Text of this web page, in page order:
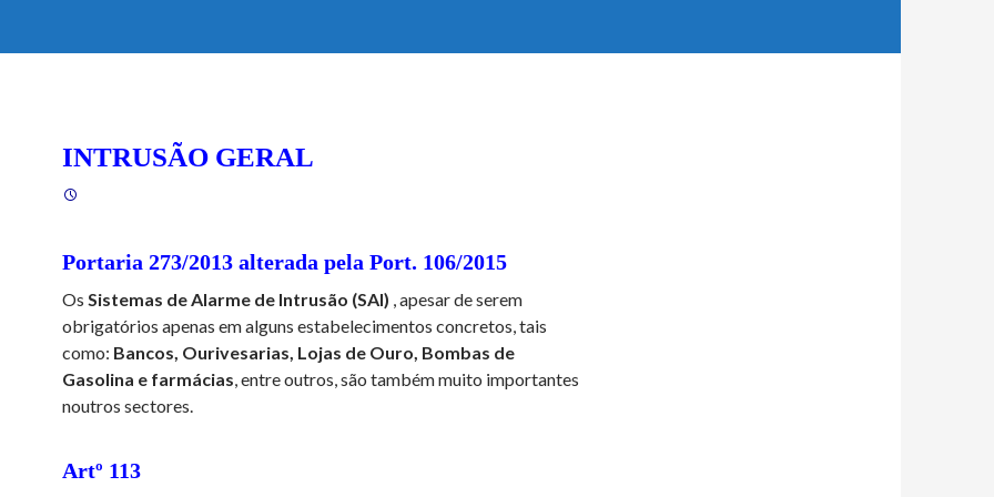
INTRUSÃO GERAL
Portaria 273/2013 alterada pela Port. 106/2015
Os Sistemas de Alarme de Intrusão (SAI) , apesar de serem
obrigatórios apenas em alguns estabelecimentos concretos, tais
como: Bancos, Ourivesarias, Lojas de Ouro, Bombas de
Gasolina e farmácias, entre outros, são também muito importantes
noutros sectores.
Artº 113